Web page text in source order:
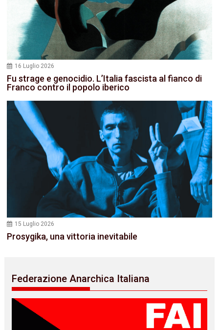
16 Luglio 2026
Fu strage e genocidio. L’Italia fascista al fianco di
Franco contro il popolo iberico
15 Luglio 2026
Prosygika, una vittoria inevitabile
Federazione Anarchica Italiana